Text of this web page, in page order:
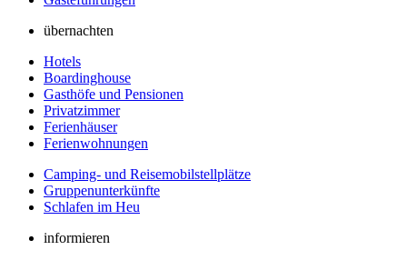
übernachten
Hotels
Boardinghouse
Gasthöfe und Pensionen
Privatzimmer
Ferienhäuser
Ferienwohnungen
Camping- und Reisemobilstellplätze
Gruppenunterkünfte
Schlafen im Heu
informieren